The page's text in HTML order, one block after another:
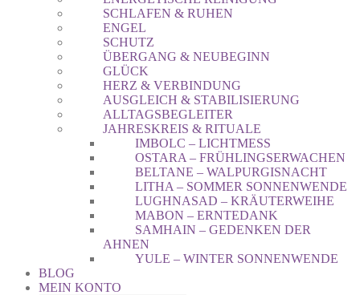
SCHLAFEN & RUHEN
ENGEL
SCHUTZ
ÜBERGANG & NEUBEGINN
GLÜCK
HERZ & VERBINDUNG
AUSGLEICH & STABILISIERUNG
ALLTAGSBEGLEITER
JAHRESKREIS & RITUALE
IMBOLC – LICHTMESS
OSTARA – FRÜHLINGSERWACHEN
BELTANE – WALPURGISNACHT
LITHA – SOMMER SONNENWENDE
LUGHNASAD – KRÄUTERWEIHE
MABON – ERNTEDANK
SAMHAIN – GEDENKEN DER
AHNEN
YULE – WINTER SONNENWENDE
BLOG
MEIN KONTO